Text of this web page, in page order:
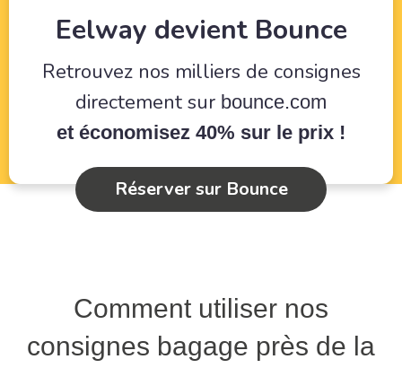
Eelway devient Bounce
Retrouvez nos milliers de consignes
directement sur bounce.com
et économisez 40% sur le prix !
Réserver sur Bounce
Comment utiliser nos
consignes bagage près de la